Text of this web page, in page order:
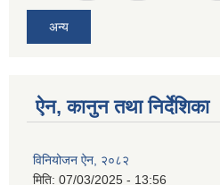
अन्य
ऐन, कानुन तथा निर्देशिका
विनियोजन ऐन, २०८२
मिति: 07/03/2025 - 13:56